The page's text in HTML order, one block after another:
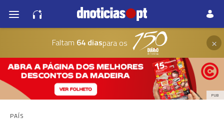
Faltam 64 diaspara os ×
PUB
PAÍS